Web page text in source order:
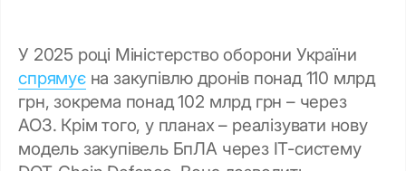
У 2025 році Міністерство оборони України
спрямуєна закупівлю дронів понад 110 млрд
грн, зокрема понад 102 млрд грн – через
АОЗ. Крім того, у планах – реалізувати нову
модель закупівель БпЛА через ІТ-систему